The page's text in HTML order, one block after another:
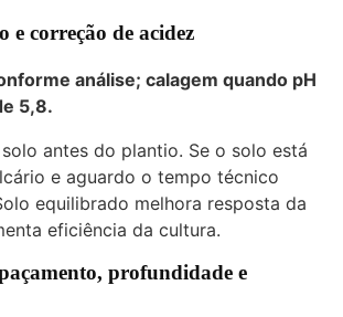
e correção de acidez
análise; calagem quando pH
5,8.
antes do plantio. Se o solo está
e aguardo o tempo técnico
equilibrado melhora resposta da
eficiência da cultura.
profundidade e